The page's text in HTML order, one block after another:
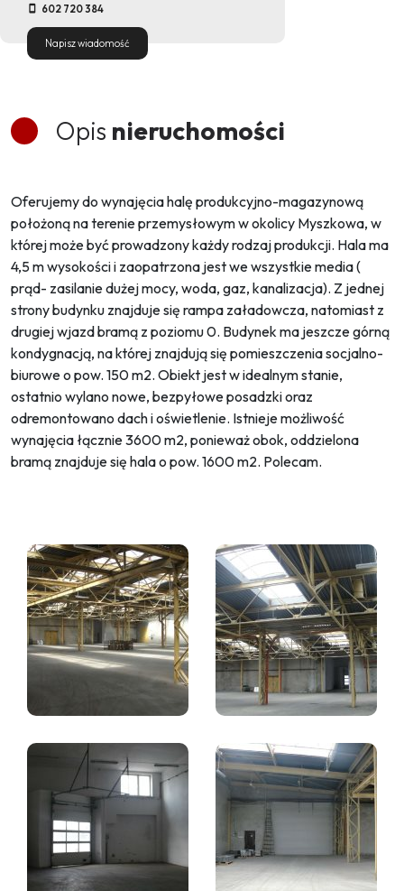
602 720 384
Napisz wiadomość
Opis nieruchomości
Oferujemy do wynajęcia halę produkcyjno-magazynową
położoną na terenie przemysłowym w okolicy Myszkowa, w
której może być prowadzony każdy rodzaj produkcji. Hala ma
4,5 m wysokości i zaopatrzona jest we wszystkie media (
prąd- zasilanie dużej mocy, woda, gaz, kanalizacja). Z jednej
strony budynku znajduje się rampa załadowcza, natomiast z
drugiej wjazd bramą z poziomu 0. Budynek ma jeszcze górną
kondygnacją, na której znajdują się pomieszczenia socjalno-
biurowe o pow. 150 m2. Obiekt jest w idealnym stanie,
ostatnio wylano nowe, bezpyłowe posadzki oraz
odremontowano dach i oświetlenie. Istnieje możliwość
wynajęcia łącznie 3600 m2, ponieważ obok, oddzielona
bramą znajduje się hala o pow. 1600 m2. Polecam.